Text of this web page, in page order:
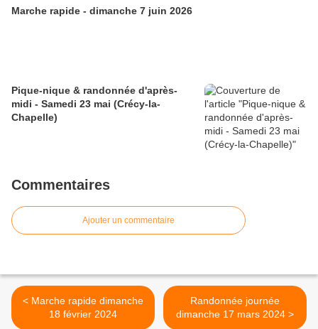
Marche rapide - dimanche 7 juin 2026
Pique-nique & randonnée d'après-
midi - Samedi 23 mai (Crécy-la-
Chapelle)
Commentaires
Ajouter un commentaire
< Marche rapide dimanche
18 février 2024
Randonnée journée
dimanche 17 mars 2024 >